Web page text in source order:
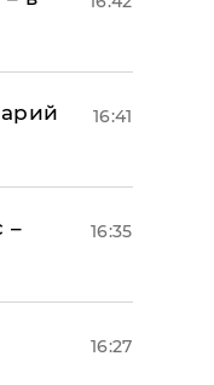
16:41
–
16:35
16:27